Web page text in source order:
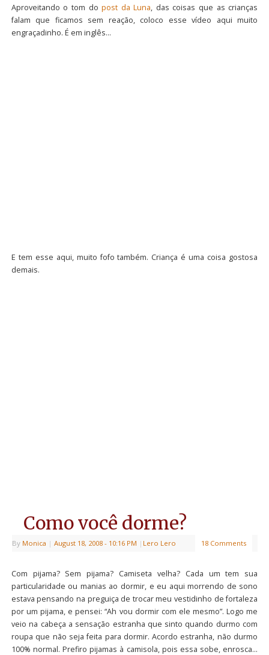
Aproveitando o tom dopost da Luna, das coisas que as crianças
falam que ficamos sem reação, coloco esse vídeo aqui muito
engraçadinho. É em inglês…
E tem esse aqui, muito fofo também. Criança é uma coisa gostosa
demais.
Como você dorme?
By Monica | August 18, 2008 - 10:16 PM | Lero Lero 18 Comments
Com pijama? Sem pijama? Camiseta velha? Cada um tem sua
particularidade ou manias ao dormir, e eu aqui morrendo de sono
estava pensando na preguiça de trocar meu vestidinho de fortaleza
por um pijama, e pensei: “Ah vou dormir com ele mesmo”. Logo me
veio na cabeça a sensação estranha que sinto quando durmo com
roupa que não seja feita para dormir. Acordo estranha, não durmo
100% normal. Prefiro pijamas à camisola, pois essa sobe, enrosca…